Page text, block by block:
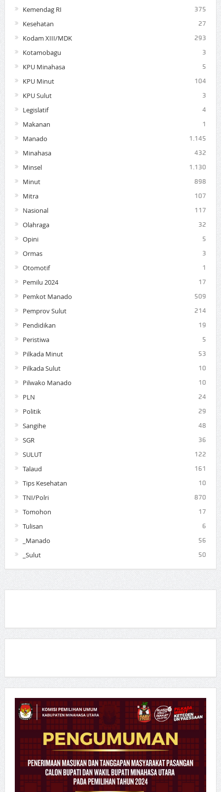
Kemendag RI 375
Kesehatan 27
Kodam XIII/MDK 293
Kotamobagu 3
KPU Minahasa 5
KPU Minut 104
KPU Sulut 3
Legislatif 4
Makanan 1
Manado 1.145
Minahasa 432
Minsel 1.130
Minut 898
Mitra 107
Nasional 117
Olahraga 32
Opini 5
Ormas 3
Otomotif 1
Pemilu 2024 17
Pemkot Manado 509
Pemprov Sulut 214
Pendidikan 19
Peristiwa 5
Pilkada Minut 53
Pilkada Sulut 10
Pilwako Manado 10
PLN 24
Politik 29
Sangihe 48
SGR 36
SULUT 122
Talaud 161
Tips Kesehatan 10
TNI/Polri 870
Tomohon 17
Tulisan 6
_Manado 56
_Sulut 50